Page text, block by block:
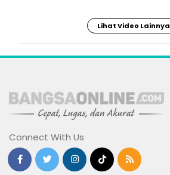
Lihat Video Lainnya
Connect With Us